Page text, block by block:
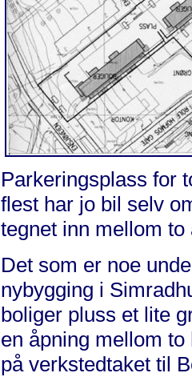
Parkeringsplass for
flest har jo bil selv
tegnet inn mellom to
Det som er noe
nybygging i
boliger pluss et lite
en åpning mellom
på verkstedtaket til